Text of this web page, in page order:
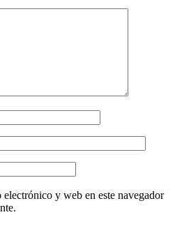
y web en este navegador